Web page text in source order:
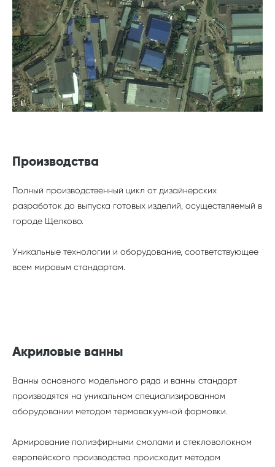
Производства
Полный производственный цикл от дизайнерских
разработок до выпуска готовых изделий, осуществляемый в
городе Щелково.
Уникальные технологии и оборудование, соответствующее
всем мировым стандартам.
Акриловые ванны
Ванны основного модельного ряда и ванны стандарт
производятся на уникальном специализированном
оборудовании методом термовакуумной формовки.
Армирование полиэфирными смолами и стекловолокном
европейского производства происходит методом